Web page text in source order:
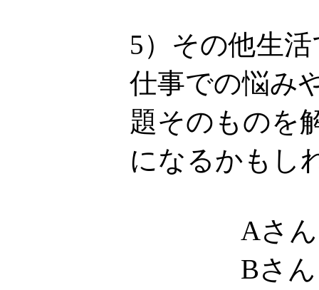
5）その他生
仕事での悩み
題そのものを
になるかもし
Aさん
Bさん